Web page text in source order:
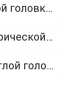
Винт с полукруглой головкой и внутренним шестигранником оцинкованный класс прочности 8.8 и 10.9
Винт с полусферической головкой и прессшайбой, полная резьба
Болт с полукруглой головкой и квадратным подголовником